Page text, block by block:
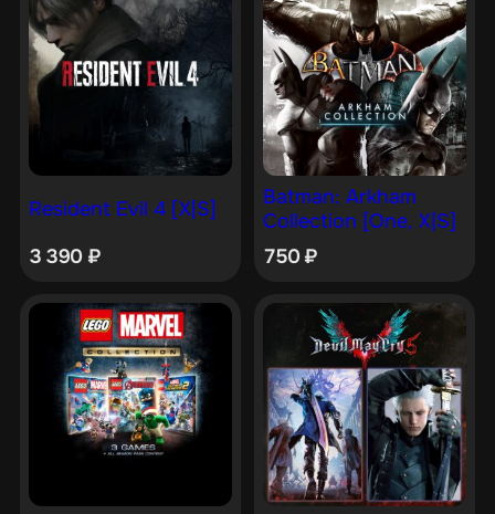
Resident Evil 4 [X|S]
3 390 ₽
Batman: Arkham
Collection [One, X|S]
750₽